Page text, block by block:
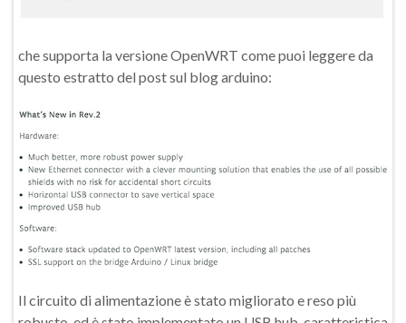
che supporta la versione OpenWRT come puoi leggere da
questo estratto del post sul blog arduino:
Il circuito di alimentazione è stato migliorato e reso più